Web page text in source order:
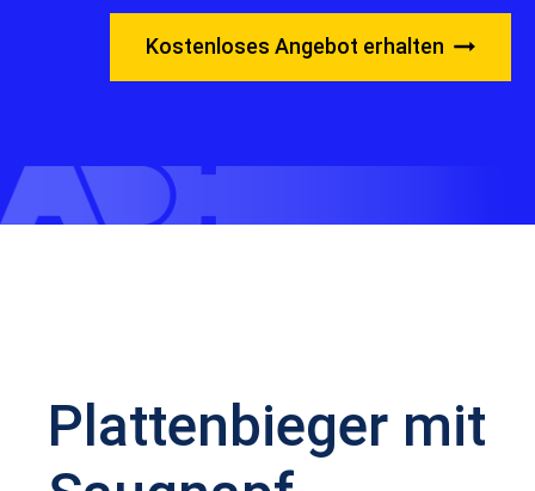
Kostenloses Angebot erhalten
Plattenbieger mit